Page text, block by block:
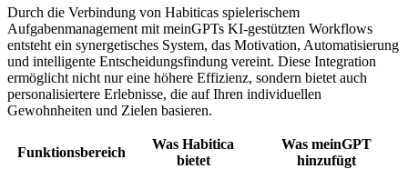
Durch die Verbindung von Habiticas spielerischem
Aufgabenmanagement mit meinGPTs KI-gestützten Workflows
entsteht ein synergetisches System, das Motivation, Automatisierung
und intelligente Entscheidungsfindung vereint. Diese Integration
ermöglicht nicht nur eine höhere Effizienz, sondern bietet auch
personalisiertere Erlebnisse, die auf Ihren individuellen
Gewohnheiten und Zielen basieren.
Funktionsbereich
Was Habitica
bietet
Was meinGPT
hinzufügt